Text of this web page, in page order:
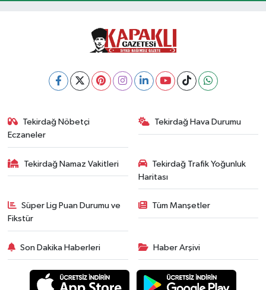
Tekirdağ Nöbetçi
Eczaneler
Tekirdağ Hava Durumu
Tekirdağ Namaz Vakitleri
Tekirdağ Trafik Yoğunluk
Haritası
Süper Lig Puan Durumu ve
Fikstür
Tüm Manşetler
Son Dakika Haberleri Haber Arşivi